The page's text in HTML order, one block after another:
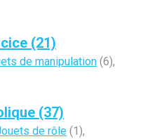
(21)
de manipulation (6),
(37)
de rôle (1),